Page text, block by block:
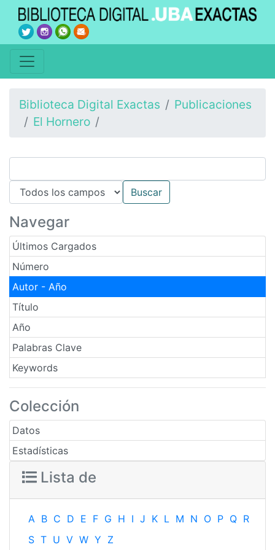
Biblioteca Digital Exactas
Publicaciones
El Hornero
Navegar
Últimos Cargados
Número
Autor - Año
Título
Año
Palabras Clave
Keywords
Colección
Datos
Estadísticas
Lista de
A B C D E F G H I J K L M N O P Q R
S T U V W Y Z